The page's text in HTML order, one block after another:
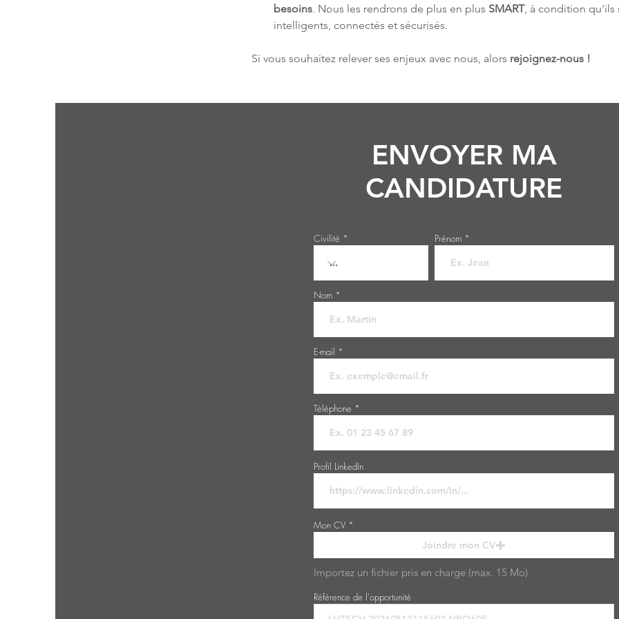
besoins. Nous les rendrons de plus en plus SMART, à condition qu'ils
intelligents, connectés et sécurisés.
Si vous souhaitez relever ses enjeux avec nous, alors rejoignez-nous !
ENVOYER MA
CANDIDATURE
Civilité Prénom
Nom
E-mail
Téléphone
Profil LinkedIn
Mon CV
Joindre mon CV
Importez un fichier pris en charge (max. 15 Mo)
Référence de l'opportunité